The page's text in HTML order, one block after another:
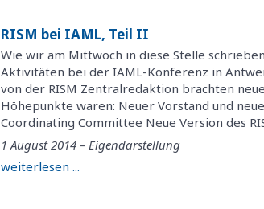
RISM bei IAML, Teil II
Wie wir am Mittwoch in diese Stelle
Aktivitäten bei der IAML-Konferenz in
von der RISM Zentralredaktion brachten
Höhepunkte waren: Neuer Vorstand und
Coordinating Committee Neue Version des
1 August 2014 – Eigendarstellung
weiterlesen ...